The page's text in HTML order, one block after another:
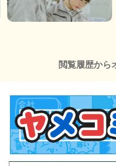
閲覧履歴から